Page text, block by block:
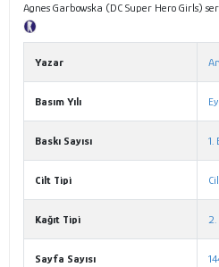
Agnes Garbowska (DC Super Hero Girls)
Yazar
Basım Yılı
Baskı Sayısı 1.
Cilt Tipi
Kağıt Tipi
Sayfa Sayısı